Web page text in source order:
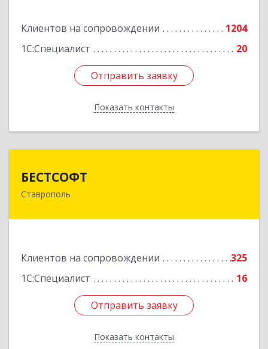
Клиентов на сопровождении
1204
1С:Специалист
20
Отправить заявку
Показать контакты
Отправить заявку
Назад
БЕСТСОФТ
Ставрополь
Клиентов на сопровождении
325
1С:Специалист
16
Отправить заявку
Показать контакты
355011, Ставропольский край, Ставрополь г,
Отправить заявку
Назад